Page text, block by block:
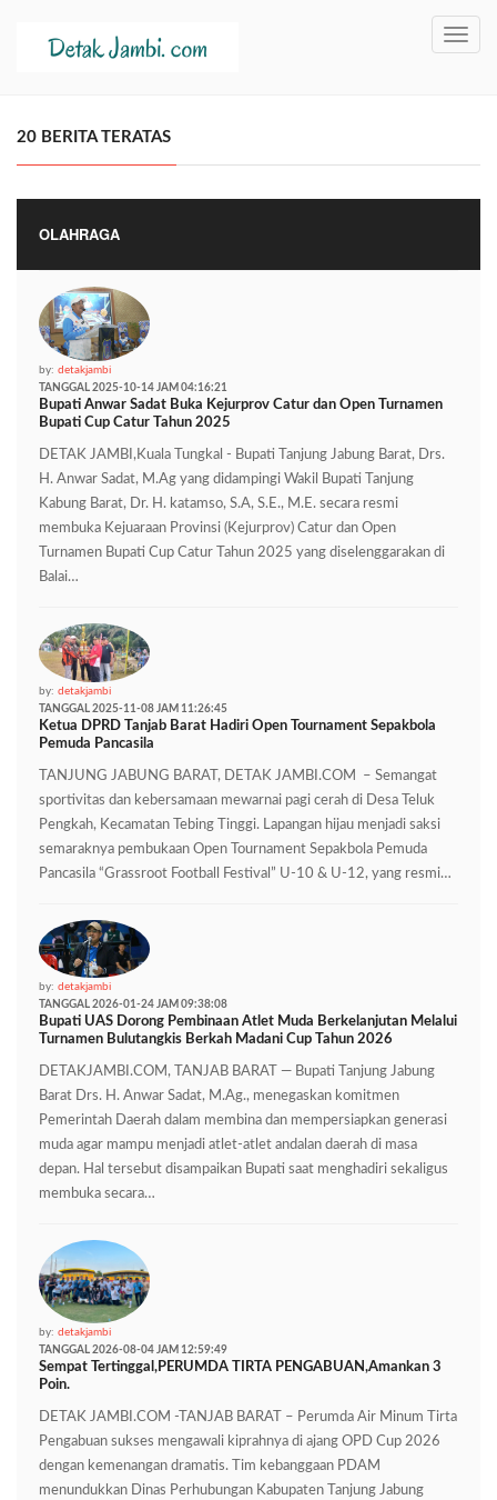
20 BERITA TERATAS
OLAHRAGA
by: detakjambi
TANGGAL 2025-10-14 JAM 04:16:21
Bupati Anwar Sadat Buka Kejurprov Catur dan Open Turnamen
Bupati Cup Catur Tahun 2025
DETAK JAMBI,Kuala Tungkal - Bupati Tanjung Jabung Barat, Drs.
H. Anwar Sadat, M.Ag yang didampingi Wakil Bupati Tanjung
Kabung Barat, Dr. H. katamso, S.A, S.E., M.E. secara resmi
membuka Kejuaraan Provinsi (Kejurprov) Catur dan Open
Turnamen Bupati Cup Catur Tahun 2025 yang diselenggarakan di
Balai…
by: detakjambi
TANGGAL 2025-11-08 JAM 11:26:45
Ketua DPRD Tanjab Barat Hadiri Open Tournament Sepakbola
Pemuda Pancasila
TANJUNG JABUNG BARAT, DETAK JAMBI.COM – Semangat
sportivitas dan kebersamaan mewarnai pagi cerah di Desa Teluk
Pengkah, Kecamatan Tebing Tinggi. Lapangan hijau menjadi saksi
semaraknya pembukaan Open Tournament Sepakbola Pemuda
Pancasila “Grassroot Football Festival” U-10 & U-12, yang resmi…
by: detakjambi
TANGGAL 2026-01-24 JAM 09:38:08
Bupati UAS Dorong Pembinaan Atlet Muda Berkelanjutan Melalui
Turnamen Bulutangkis Berkah Madani Cup Tahun 2026
DETAKJAMBI.COM, TANJAB BARAT — Bupati Tanjung Jabung
Barat Drs. H. Anwar Sadat, M.Ag., menegaskan komitmen
Pemerintah Daerah dalam membina dan mempersiapkan generasi
muda agar mampu menjadi atlet-atlet andalan daerah di masa
depan. Hal tersebut disampaikan Bupati saat menghadiri sekaligus
membuka secara…
by: detakjambi
TANGGAL 2026-08-04 JAM 12:59:49
Sempat Tertinggal,PERUMDA TIRTA PENGABUAN,Amankan 3
Poin.
DETAK JAMBI.COM -TANJAB BARAT – Perumda Air Minum Tirta
Pengabuan sukses mengawali kiprahnya di ajang OPD Cup 2026
dengan kemenangan dramatis. Tim kebanggaan PDAM
menundukkan Dinas Perhubungan Kabupaten Tanjung Jabung